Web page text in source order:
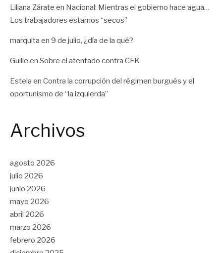
Liliana Zárate en Nacional: Mientras el gobierno hace agua…
Los trabajadores estamos “secos”
marquita en 9 de julio, ¿día de la qué?
Guille en Sobre el atentado contra CFK
Estela en Contra la corrupción del régimen burgués y el
oportunismo de “la izquierda”
Archivos
agosto 2026
julio 2026
junio 2026
mayo 2026
abril 2026
marzo 2026
febrero 2026